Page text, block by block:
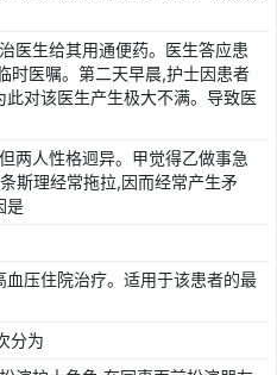
医生给其用通便药。医生答应患
时医嘱。第二天早晨,护士因患者
对该医生产生极大不满。导致医
两人性格迥异。甲觉得乙做事急
斯理经常拖拉,因而经常产生矛
是
压住院治疗。适用于该患者的最
分为